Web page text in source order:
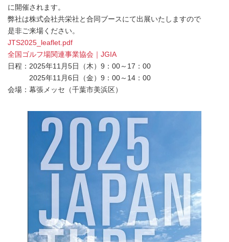
に開催されます。
弊社は株式会社共栄社と合同ブースにて出展いたしますので
是非ご来場ください。
JTS2025_leaflet.pdf
全国ゴルフ場関連事業協会｜JGIA
日程：2025年11月5日（木）9：00～17：00
2025年11月6日（金）9：00～14：00
会場：幕張メッセ（千葉市美浜区）